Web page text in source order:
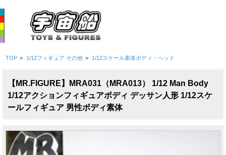
TOP > 1/12フィギュア その他 > 1/12スケール素体ボディ・ヘッド
【MR.FIGURE】MRA031（MRA013） 1/12 Man Body
1/12アクションフィギュアボディ デッサン人形 1/12スケ
ールフィギュア 男性ボディ素体